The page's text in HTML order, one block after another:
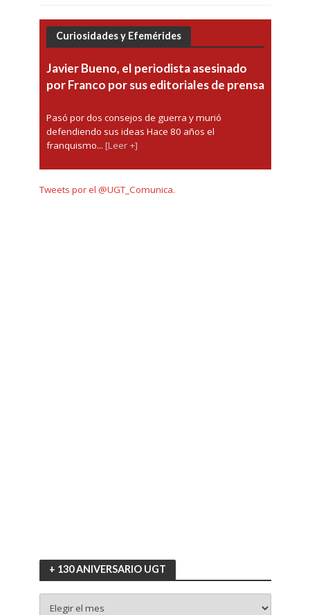
Curiosidades y Efemérides
Javier Bueno, el periodista asesinado
por Franco por sus editoriales de prensa
Pasó por dos consejos de guerra y murió
defendiendo sus ideas Hace 80 años el
franquismo... [Leer +]
Tweets por el @UGT_Comunica.
+ 130 ANIVERSARIO UGT
130